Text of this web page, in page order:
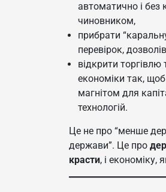
автоматично і без
чиновником,
прибрати
перевірок,
відкрити
економіки так,
магнітом для
технологій.
Це не про “менше
держави”. Це про
красти, і економіку,